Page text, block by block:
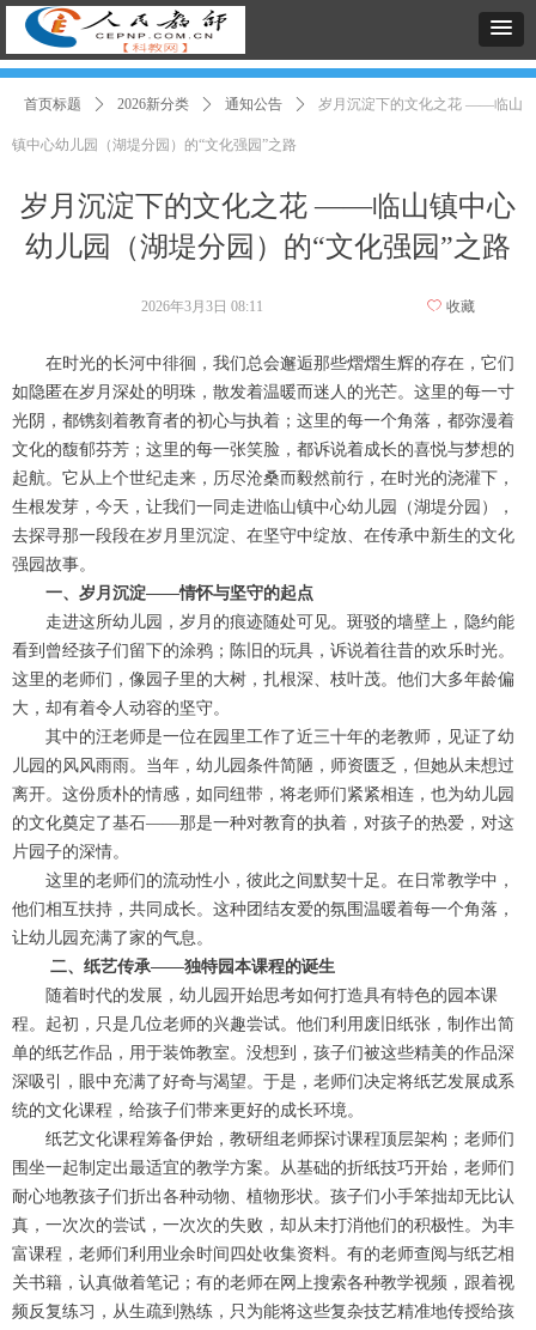
岁月沉淀下的文化之花 ——临山镇中心
幼儿园（湖堤分园）的“文化强园”之路
首页标题 ꄲ 2026新分类 ꄲ 通知公告 ꄲ 岁月沉淀下的文化之花 ——临山
镇中心幼儿园（湖堤分园）的“文化强园”之路
在时光的长河中徘徊，我们总会邂逅那些熠熠生辉的存在，它们
如隐匿在岁月深处的明珠，散发着温暖而迷人的光芒。这里的每一寸
光阴，都镌刻着教育者的初心与执着；这里的每一个角落，都弥漫着
文化的馥郁芬芳；这里的每一张笑脸，都诉说着成长的喜悦与梦想的
起航。它从上个世纪走来，历尽沧桑而毅然前行，在时光的浇灌下，
生根发芽，今天，让我们一同走进临山镇中心幼儿园（湖堤分园），
去探寻那一段段在岁月里沉淀、在坚守中绽放、在传承中新生的文化
强园故事。
一、岁月沉淀——情怀与坚守的起点
走进这所幼儿园，岁月的痕迹随处可见。斑驳的墙壁上，隐约能
看到曾经孩子们留下的涂鸦；陈旧的玩具，诉说着往昔的欢乐时光。
这里的老师们，像园子里的大树，扎根深、枝叶茂。他们大多年龄偏
大，却有着令人动容的坚守。
其中的汪老师是一位在园里工作了近三十年的老教师，见证了幼
儿园的风风雨雨。当年，幼儿园条件简陋，师资匮乏，但她从未想过
离开。这份质朴的情感，如同纽带，将老师们紧紧相连，也为幼儿园
的文化奠定了基石——那是一种对教育的执着，对孩子的热爱，对这
片园子的深情。
这里的老师们的流动性小，彼此之间默契十足。在日常教学中，
他们相互扶持，共同成长。这种团结友爱的氛围温暖着每一个角落，
让幼儿园充满了家的气息。
二、纸艺传承——独特园本课程的诞生
随着时代的发展，幼儿园开始思考如何打造具有特色的园本课
程。起初，只是几位老师的兴趣尝试。他们利用废旧纸张，制作出简
单的纸艺作品，用于装饰教室。没想到，孩子们被这些精美的作品深
深吸引，眼中充满了好奇与渴望。于是，老师们决定将纸艺发展成系
统的文化课程，给孩子们带来更好的成长环境。
纸艺文化课程筹备伊始，教研组老师探讨课程顶层架构；老师们
围坐一起制定出最适宜的教学方案。从基础的折纸技巧开始，老师们
耐心地教孩子们折出各种动物、植物形状。孩子们小手笨拙却无比认
真，一次次的尝试，一次次的失败，却从未打消他们的积极性。为丰
富课程，老师们利用业余时间四处收集资料。有的老师查阅与纸艺相
关书籍，认真做着笔记；有的老师在网上搜索各种教学视频，跟着视
频反复练习，从生疏到熟练，只为能将这些复杂技艺精准地传授给孩
2026年3月3日 08:11 ꄀ 收藏